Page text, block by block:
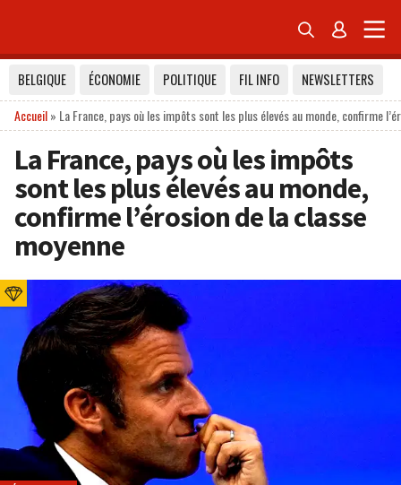
 
BELGIQUE ÉCONOMIE POLITIQUE FIL INFO
NEWSLETTERS
Accueil» La France, pays où les impôts sont les plus élevés au monde, confirme
La France, pays où les impôts
sont les plus élevés au monde,
confirme l’érosion de la classe
moyenne